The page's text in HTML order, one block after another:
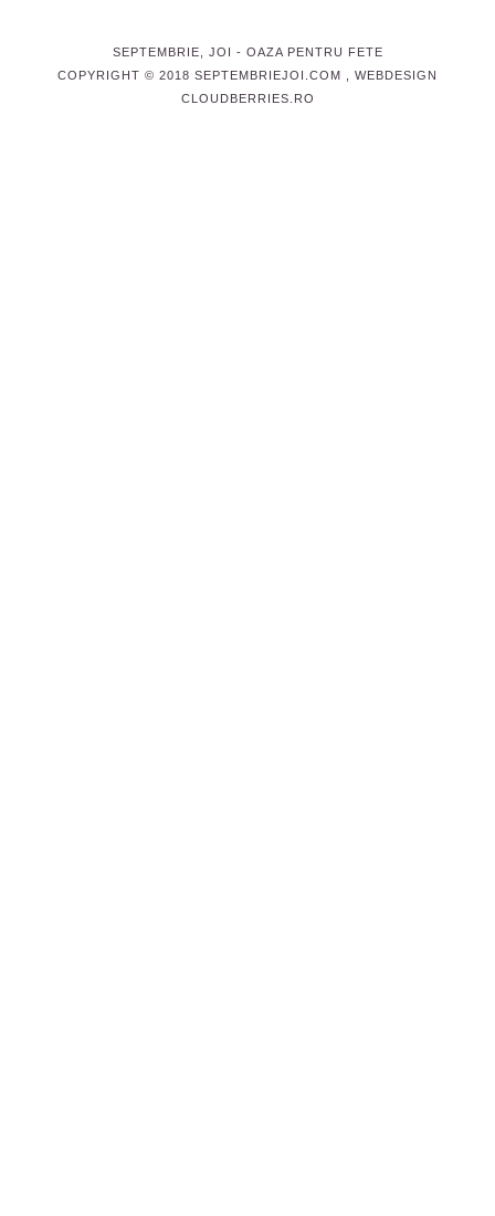
SEPTEMBRIE, JOI - OAZA PENTRU FETE
COPYRIGHT © 2018 SEPTEMBRIEJOI.COM , WEBDESIGN
CLOUDBERRIES.RO